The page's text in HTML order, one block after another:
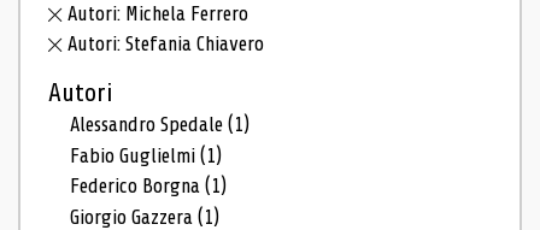
Autori: Michela Ferrero
Autori: Stefania Chiavero
Autori
Alessandro Spedale(1)
Fabio Guglielmi(1)
Federico Borgna(1)
Giorgio Gazzera(1)